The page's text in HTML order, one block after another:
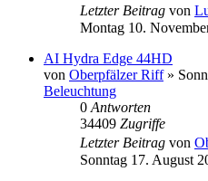
Letzter Beitrag von
Montag 10.
AI Hydra Edge 44HD
von Oberpfälzer Riff»
Beleuchtung
0 Antworten
34409 Zugriffe
Letzter Beitrag von
Sonntag 17. August